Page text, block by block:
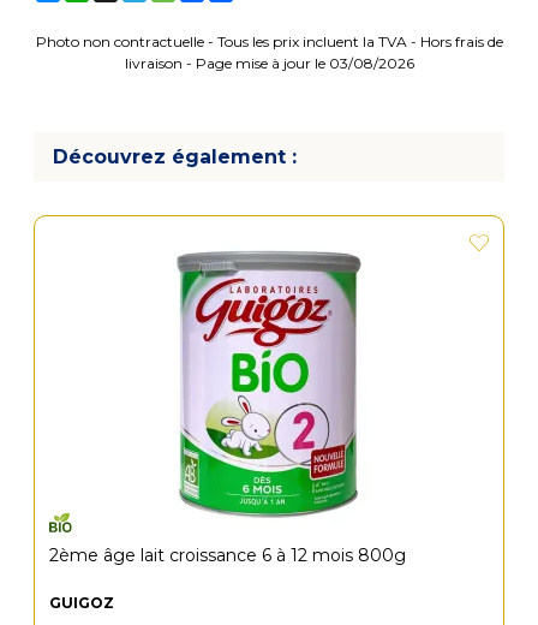
Photo non contractuelle - Tous les prix incluent la TVA - Hors frais de
livraison - Page mise à jour le 03/08/2026
Découvrez également :
2ème âge lait croissance 6 à 12 mois 800g
GUIGOZ